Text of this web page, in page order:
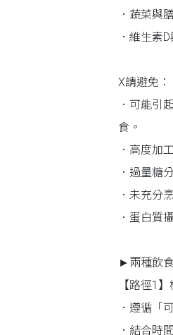
．蔬菜與
．維生素
X請避免：
．可能引
食。
．高度加
．過量糖
．未充分
．蛋白質
►兩種飲
【路徑1
．遵循「
．結合時